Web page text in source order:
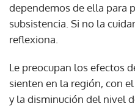
dependemos de ella para
subsistencia. Si no la
reflexiona.
Le preocupan los efectos
sienten en la región, con
y la disminución del nivel